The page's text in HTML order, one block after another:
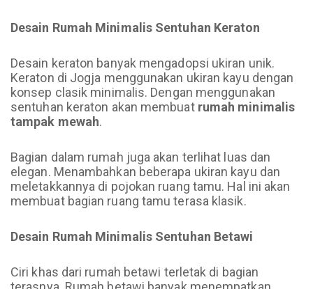
Desain Rumah Minimalis Sentuhan Keraton
Desain keraton banyak mengadopsi ukiran unik.
Keraton di Jogja menggunakan ukiran kayu dengan
konsep clasik minimalis. Dengan menggunakan
sentuhan keraton akan membuatrumah minimalis
tampak mewah.
Bagian dalam rumah juga akan terlihat luas dan
elegan. Menambahkan beberapa ukiran kayu dan
meletakkannya di pojokan ruang tamu. Hal ini akan
membuat bagian ruang tamu terasa klasik.
Desain Rumah Minimalis Sentuhan Betawi
Ciri khas dari rumah betawi terletak di bagian